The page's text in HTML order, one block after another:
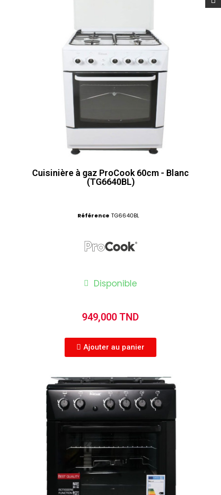
Cuisinière à gaz ProCook 60cm - Blanc
(TG6640BL)
Référence TG6640BL
Disponible
949,000 TND
Ajouter au panier